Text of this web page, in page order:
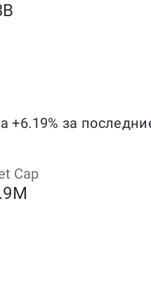
+6.19% за
Cap